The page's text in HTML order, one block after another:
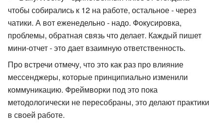
чтобы собирались к 12 на работе, остальное - через
чатики. А вот еженедельно - надо. Фокусировка,
проблемы, обратная связь что делает. Каждый пишет
мини-отчет - это дает взаимную ответственность.
Про встречи отмечу, что это как раз про влияние
мессенджеры, которые принципиально изменили
коммуникацию. Фреймворки под это пока
методологически не пересобраны, это делают практики
в своей работе.